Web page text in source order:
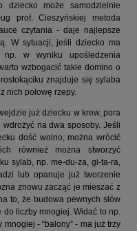
dziecko może samodzielnie
prof. Cieszyńskiej metoda
czytania - daje najlepsze
W sytuacji, jeśli dziecko ma
w wyniku upośledzenia
wzbogacić takie domino o
znajduje się sylaba
nich połowę rzepy.
już dziecku w krew, pora
na dwa sposoby. Jeśli
dość wolno, można wrócić
również można stworzyć
sylab, np. me-du-za, gi-ta-ra,
lub opanuje już tworzenie
znowu zacząć je mieszać z
to, że budowa pewnych słów
liczby mnogiej. Widać to np.
- “balony” - ma już trzy